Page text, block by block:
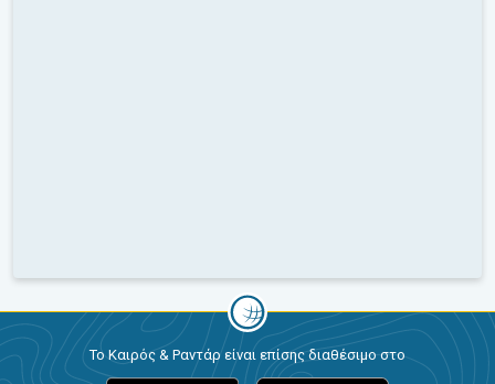
Το Καιρός & Ραντάρ είναι επίσης διαθέσιμο στο